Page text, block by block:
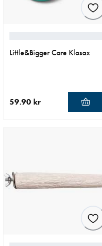
Little&Bigger Care Klosax
59.90 kr